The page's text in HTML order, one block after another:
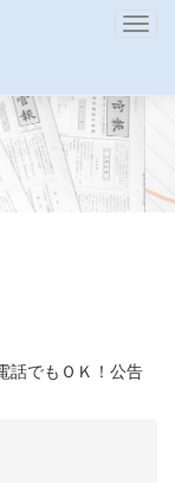
話でもＯＫ！公告